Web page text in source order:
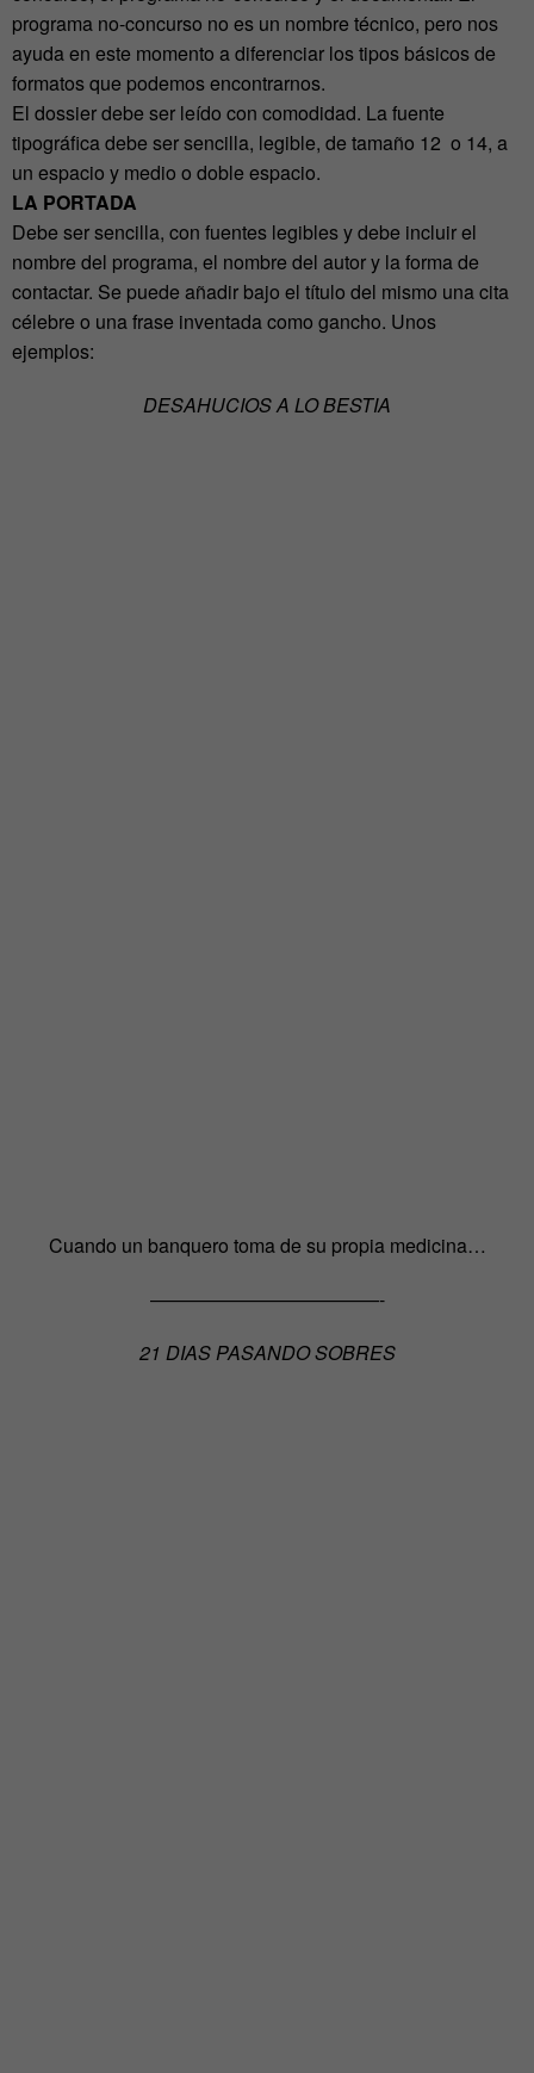
programa no-concurso no es un nombre técnico, pero nos
ayuda en este momento a diferenciar los tipos básicos de
formatos que podemos encontrarnos.
El dossier debe ser leído con comodidad. La fuente
tipográfica debe ser sencilla, legible, de tamaño 12 o 14, a
un espacio y medio o doble espacio.
LA PORTADA
Debe ser sencilla, con fuentes legibles y debe incluir el
nombre del programa, el nombre del autor y la forma de
contactar. Se puede añadir bajo el título del mismo una cita
célebre o una frase inventada como gancho. Unos
ejemplos:
DESAHUCIOS A LO BESTIA
Cuando un banquero toma de su propia medicina…
————————————-
21 DIAS PASANDO SOBRES